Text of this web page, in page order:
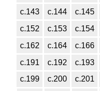
с.143
с.144 с.145
с.152
с.153 с.154
с.162
с.164 с.166
с.191
с.192 с.193
с.199
с.200 с.201